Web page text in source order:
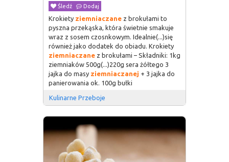
Śledź
Dodaj
Krokiety ziemniaczane z brokułami to
pyszna przekąska, która świetnie smakuje
wraz z sosem czosnkowym. Idealnie(...)się
również jako dodatek do obiadu. Krokiety
ziemniaczane z brokułami – Składniki: 1kg
ziemniaków 500g(...)220g sera żółtego 3
jajka do masy ziemniaczanej + 3 jajka do
panierowania ok. 100g bułki
Kulinarne Przeboje